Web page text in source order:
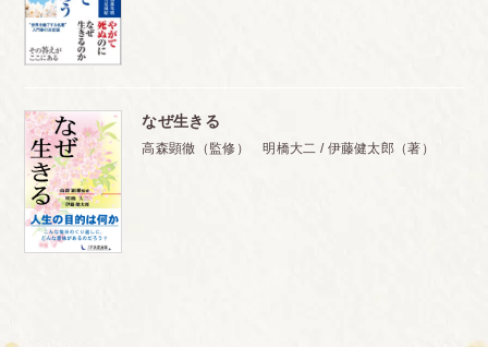
なぜ生きる
高森顕徹（監修） 明橋大二 / 伊藤健太郎（著）